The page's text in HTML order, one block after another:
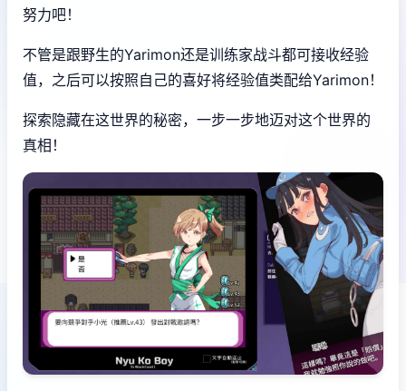
努力吧！
不管是跟野生的Yarimon还是训练家战斗都可接收经验
值，之后可以按照自己的喜好将经验值类配给Yarimon！
探索隐藏在这世界的秘密，一步一步地迈对这个世界的
真相！